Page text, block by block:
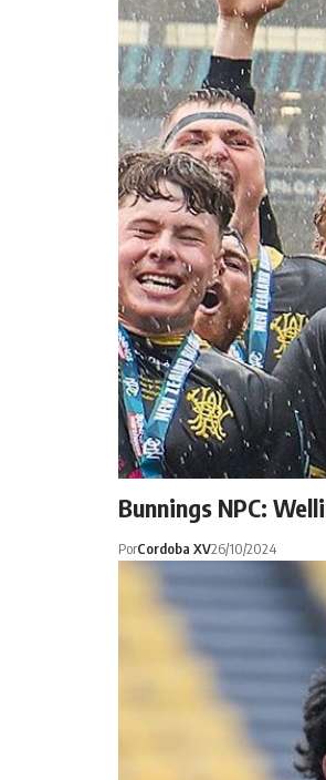
Bunnings NPC:
PorCordoba XV26/10/2024